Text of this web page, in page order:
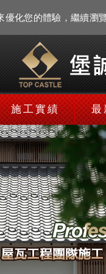
優化您的體驗，繼續瀏
施工實績 最